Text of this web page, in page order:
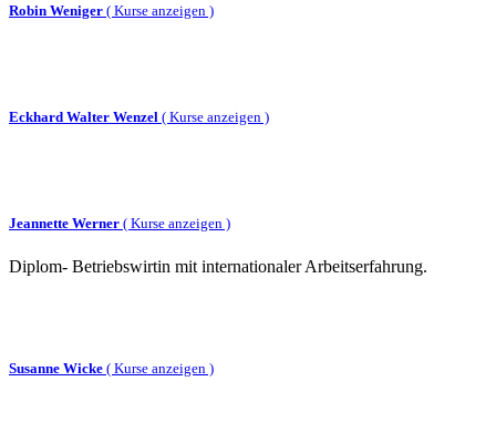
Robin Weniger ( Kurse anzeigen )
Eckhard Walter Wenzel ( Kurse anzeigen )
Jeannette Werner ( Kurse anzeigen )
Diplom- Betriebswirtin mit internationaler Arbeitserfahrung.
Susanne Wicke ( Kurse anzeigen )